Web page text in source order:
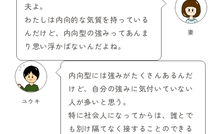
妻
夫よ。
わたしは内向的な気質を持っている
んだけど、内向型の強みってあんま
り思い浮かばないんだよね。
ユウキ
内向型には強みがたくさんあるんだ
けど、自分の強みに気付いていない
人が多いと思う。
特に社会人になってからは、誰とで
も別け隔てなく接することのできる